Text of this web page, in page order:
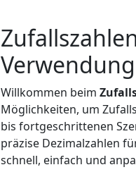
Verwendung
Willkommen beim
Möglichkeiten, um
bis fortgeschrittenen
präzise Dezimalzahlen
schnell, einfach und